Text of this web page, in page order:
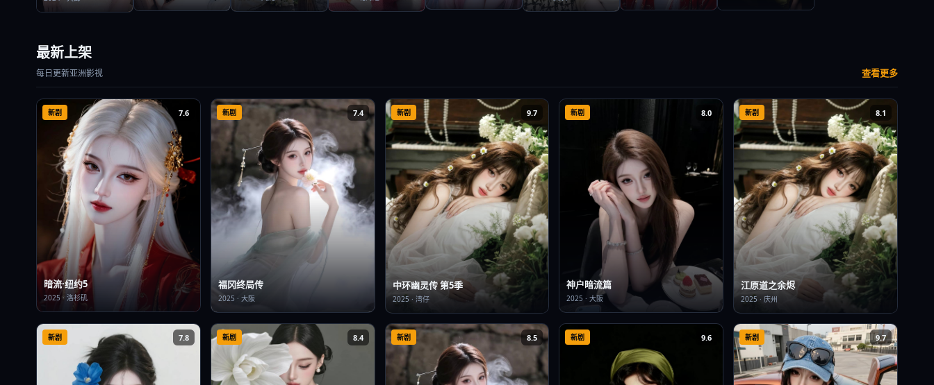
最新上架
每日更新亚洲影视 查看更多
新剧 7.6
暗流·纽约5
2025 · 洛杉矶
新剧 7.4
福冈终局传
2025 · 大阪
新剧 9.7
中环幽灵传 第5季
2025· 湾仔
新剧 8.0
神户暗流篇
2025 ·大阪
新剧 8.1
江原道之余烬
2025 ·庆州
新剧 7.8 新剧 8.4 新剧 8.5 新剧 9.6 新剧 9.7